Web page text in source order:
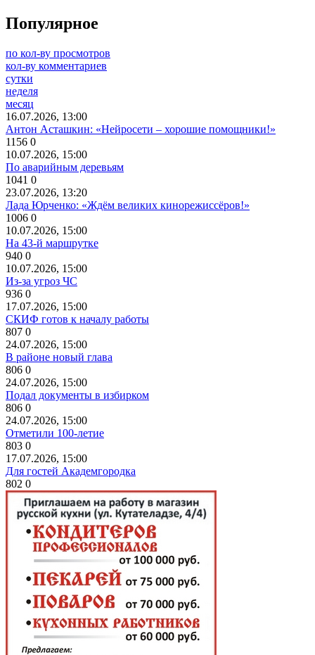
Популярное
по кол-ву просмотров
кол-ву комментариев
сутки
неделя
месяц
16.07.2026, 13:00
Антон Асташкин: «Нейросети – хорошие помощники!»
1156 0
10.07.2026, 15:00
По аварийным деревьям
1041 0
23.07.2026, 13:20
Лада Юрченко: «Ждём великих кинорежиссёров!»
1006 0
10.07.2026, 15:00
На 43-й маршрутке
940 0
10.07.2026, 15:00
Из-за угроз ЧС
936 0
17.07.2026, 15:00
СКИФ готов к началу работы
807 0
24.07.2026, 15:00
В районе новый глава
806 0
24.07.2026, 15:00
Подал документы в избирком
806 0
24.07.2026, 15:00
Отметили 100-летие
803 0
17.07.2026, 15:00
Для гостей Академгородка
802 0